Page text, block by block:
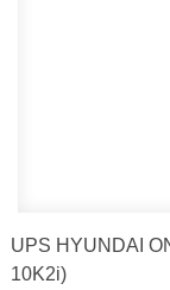
UPS HYUNDAI
10K2i)